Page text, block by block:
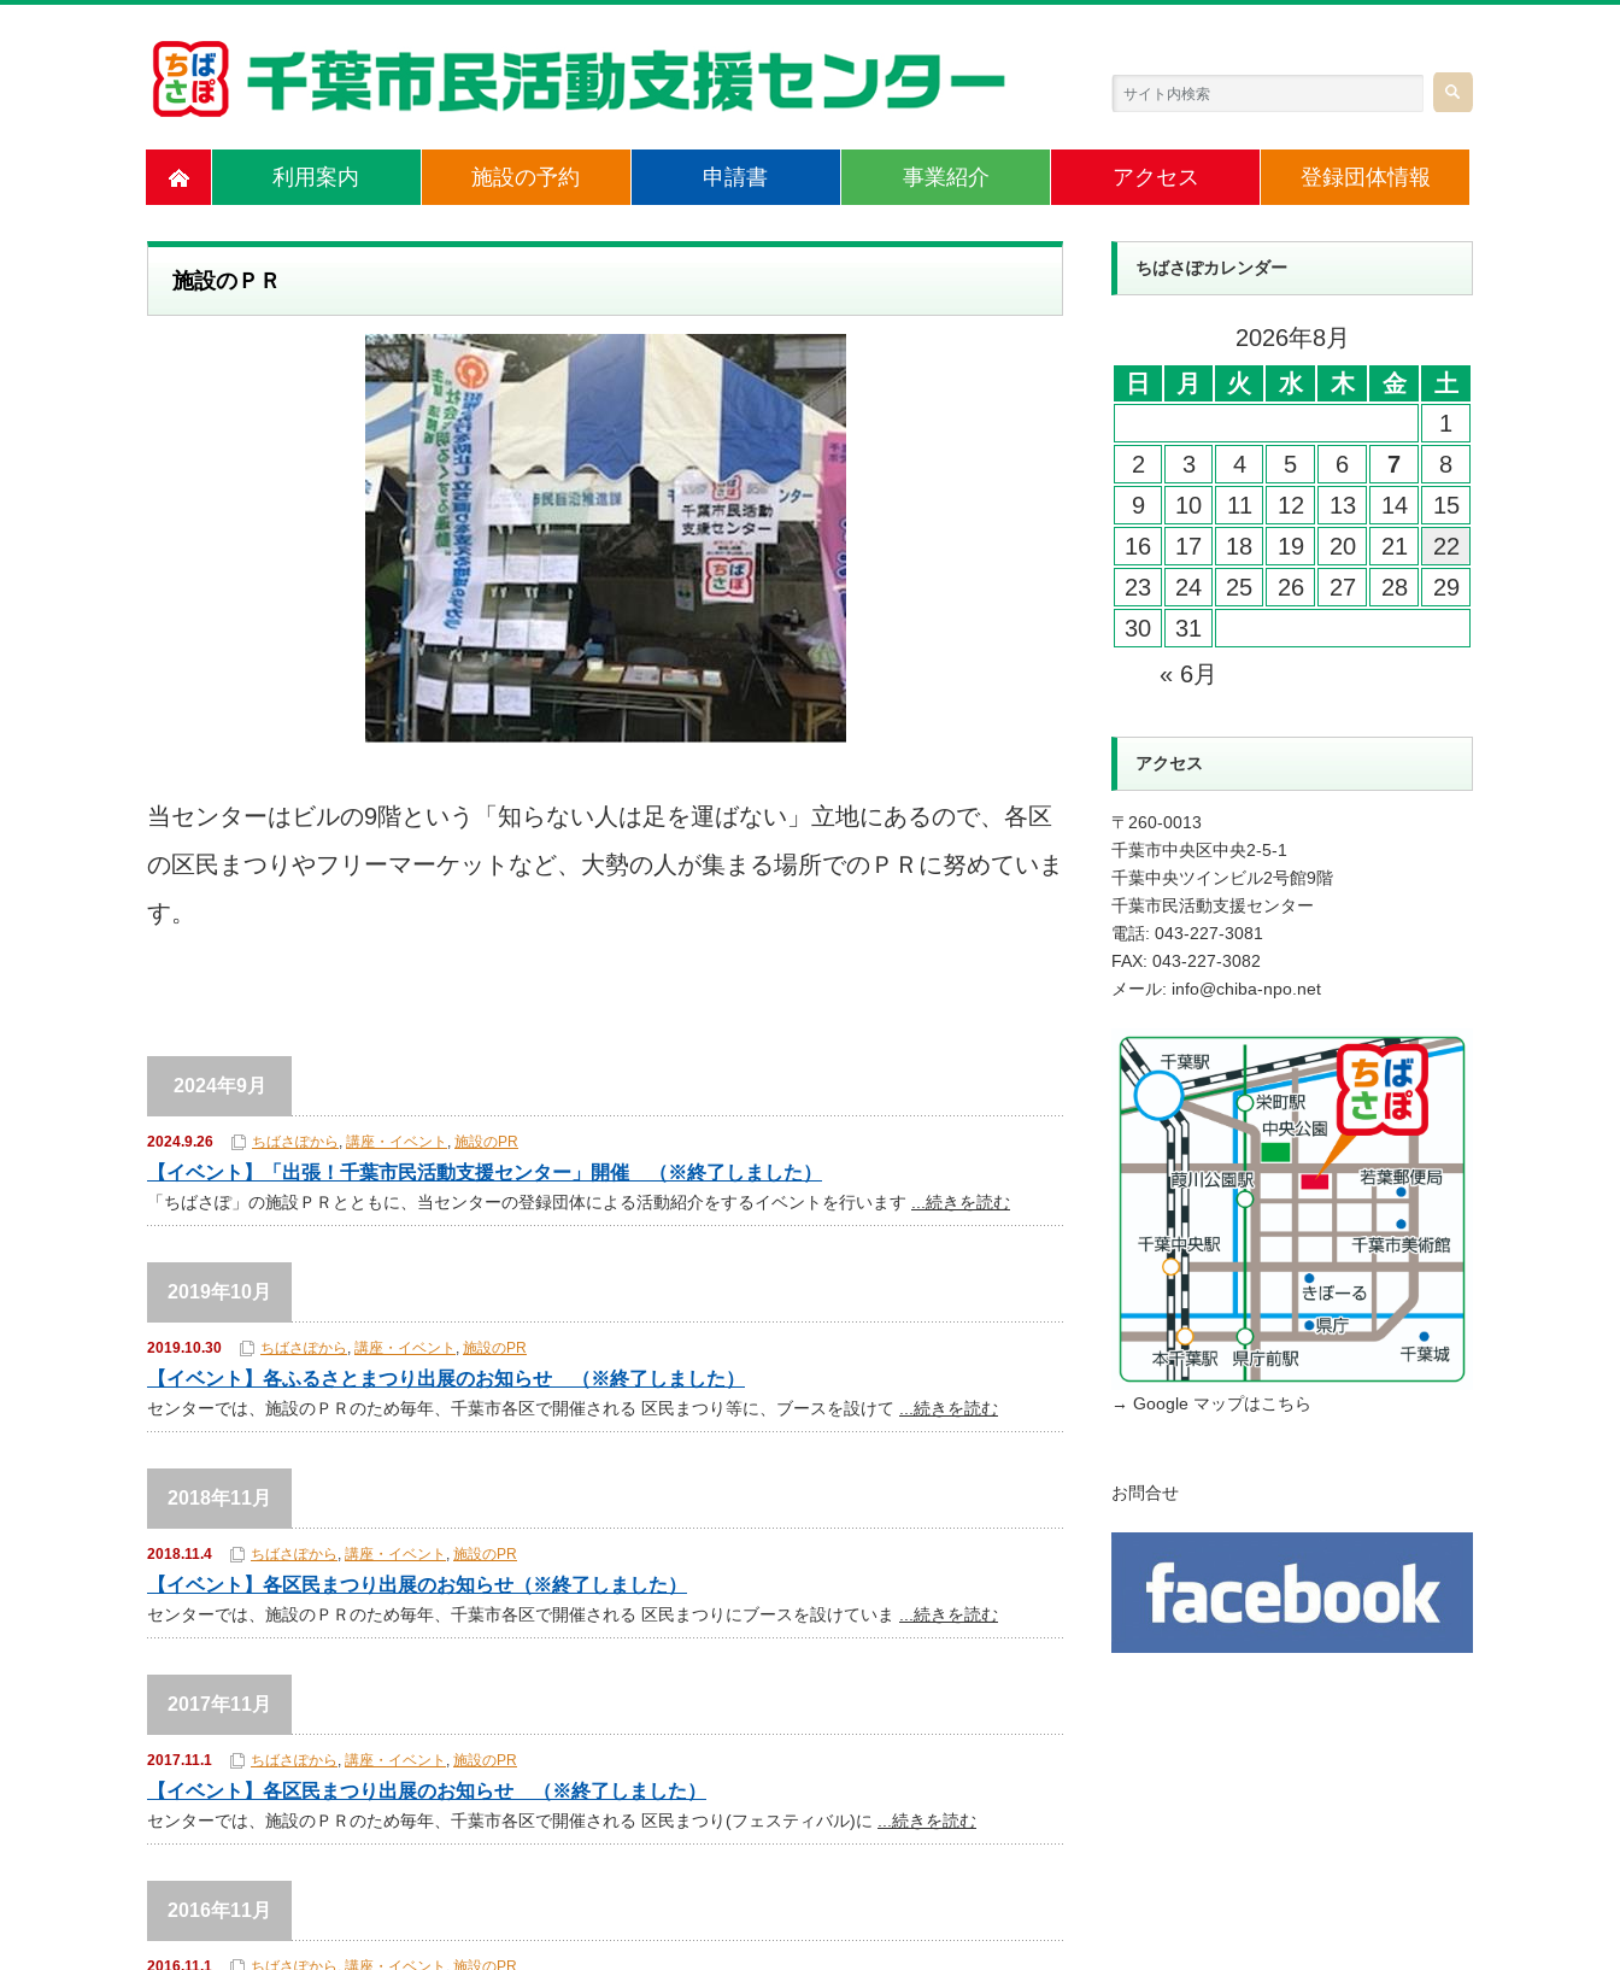
利用案内 施設の予約 申請書 事業紹介 アクセス 登録団体情報
施設のＰＲ
当センターはビルの9階という「知らない人は足を運ばない」立地にあるので、各区
の区民まつりやフリーマーケットなど、大勢の人が集まる場所でのＰＲに努めていま
す。
2024年9月
2024.9.26 ちばさぽから , 講座・イベント , 施設のPR
【イベント】「出張！千葉市民活動支援センター」開催 （※終了しました）
「ちばさぽ」の施設ＰＲとともに、当センターの登録団体による活動紹介をするイベントを行います ...続きを読む
2019年10月
2019.10.30 ちばさぽから , 講座・イベント , 施設のPR
【イベント】各ふるさとまつり出展のお知らせ （※終了しました）
センターでは、施設のＰＲのため毎年、千葉市各区で開催される 区民まつり等に、ブースを設けて ...続きを読む
2018年11月
2018.11.4 ちばさぽから , 講座・イベント , 施設のPR
【イベント】各区民まつり出展のお知らせ（※終了しました）
センターでは、施設のＰＲのため毎年、千葉市各区で開催される 区民まつりにブースを設けていま ...続きを読む
2017年11月
2017.11.1 ちばさぽから , 講座・イベント , 施設のPR
【イベント】各区民まつり出展のお知らせ （※終了しました）
センターでは、施設のＰＲのため毎年、千葉市各区で開催される 区民まつり(フェスティバル)に ...続きを読む
2016年11月
2016.11.1 ちばさぽから , 講座・イベント , 施設のPR
ちばさぽカレンダー
2026年8月
日
月 火 水 木 金 土
« 6月
1
2
3 4 5 6 7
8
9
10 11 12 13 14
15
16
17 18 19 20 21
22
23
24 25 26 27 28
29
30
31
アクセス
〒260-0013
千葉市中央区中央2-5-1
千葉中央ツインビル2号館9階
千葉市民活動支援センター
電話: 043-227-3081
FAX: 043-227-3082
メール: info@chiba-npo.net
→ Google マップはこちら
お問合せ